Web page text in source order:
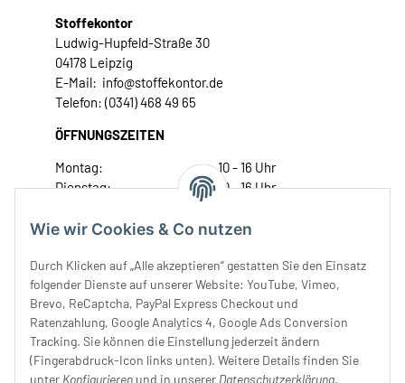
Wie wir Cookies & Co nutzen
Durch Klicken auf „Alle akzeptieren“ gestatten Sie den Einsatz
folgender Dienste auf unserer Website: YouTube, Vimeo,
Brevo, ReCaptcha, PayPal Express Checkout und
Ratenzahlung, Google Analytics 4, Google Ads Conversion
Tracking. Sie können die Einstellung jederzeit ändern
(Fingerabdruck-Icon links unten). Weitere Details finden Sie
unter Konfigurieren und in unserer Datenschutzerklärung.
Stoffekontor
Ludwig-Hupfeld-Straße 30
04178 Leipzig
E-Mail: info@stoffekontor.de
Telefon: (0341) 468 49 65
ÖFFNUNGSZEITEN
Montag:
10 - 16 Uhr
Dienstag:
10 - 16 Uhr
Donnerstag:
10 - 18 Uhr
Samstag:
10 - 14 Uhr
Unser Service
Rechtliches